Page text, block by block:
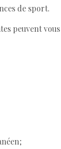
de sport.
peuvent
;